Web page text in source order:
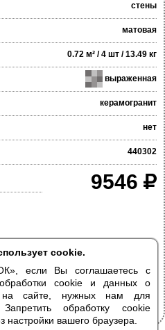
cookie.
если Вы соглашаетесь с
cookie и данных о
на сайте, нужных нам для
Запретить обработку cookie
настройки вашего браузера.
стены
матовая
0.72 м² / 4 шт / 13.49 кг
выраженная
керамогранит
нет
440302
9546
В КОРЗИНУ